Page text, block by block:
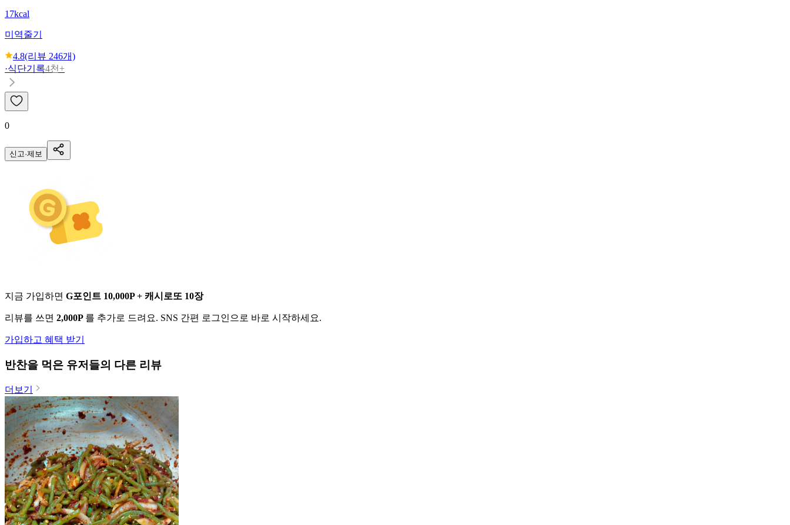
17kcal
미역줄기
4.8(리뷰 246개)
·식단기록4천+
0
신고·제보
지금 가입하면 G포인트 10,000P + 캐시로또 10장
리뷰를 쓰면 2,000P 를 추가로 드려요. SNS 간편 로그인으로 바로 시작하세요.
가입하고 혜택 받기
반찬을 먹은 유저들의 다른 리뷰
더보기